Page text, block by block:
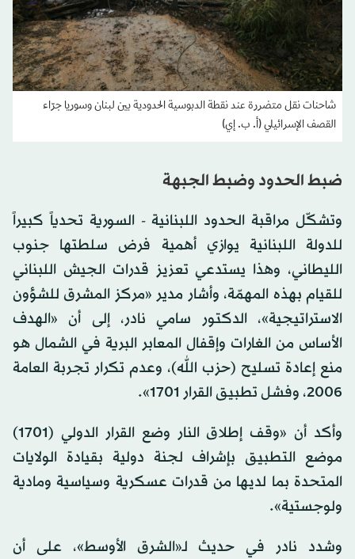
شاحنات نقل متضررة عند نقطة الدبوسية الحدودية بين لبنان وسوريا جرّاء
القصف الإسرائيلي (أ. ب. إي)
ضبط الحدود وضبط الجبهة
وتشكّل مراقبة الحدود اللبنانية - السورية تحدياً كبيراً
للدولة اللبنانية يوازي أهمية فرض سلطتها جنوب
الليطاني، وهذا يستدعي تعزيز قدرات الجيش اللبناني
للقيام بهذه المهمّة، وأشار مدير «مركز المشرق للشؤون
الاستراتيجية»، الدكتور سامي نادر، إلى أن «الهدف
الأساس من الغارات وإقفال المعابر البرية في الشمال هو
منع إعادة تسليح (حزب الله)، وعدم تكرار تجربة العامة
2006، وفشل تطبيق القرار 1701».
وأكد أن «وقف إطلاق النار وضع القرار الدولي (1701)
موضع التطبيق بإشراف لجنة دولية بقيادة الولايات
المتحدة بما لديها من قدرات عسكرية وسياسية ومادية
ولوجستية».
وشدد نادر في حديث لـ«الشرق الأوسط»، على أن